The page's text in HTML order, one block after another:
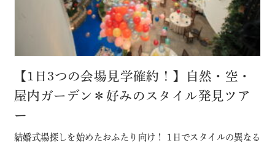
【1日3つの会場見学確約！】自然・空・
屋内ガーデン＊好みのスタイル発見ツア
ー
結婚式場探しを始めたおふたり向け！ 1日でスタイルの異なる